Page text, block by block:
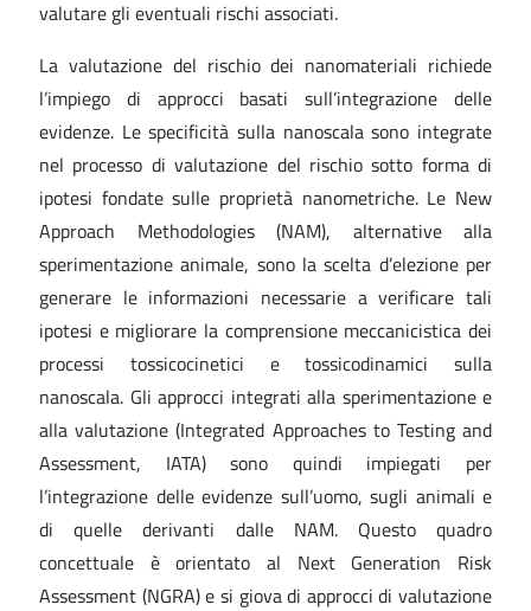
valutare gli eventuali rischi associati.
La valutazione del rischio dei nanomateriali richiede
l’impiego di approcci basati sull’integrazione delle
evidenze. Le specificità sulla nanoscala sono integrate
nel processo di valutazione del rischio sotto forma di
ipotesi fondate sulle proprietà nanometriche. Le New
Approach Methodologies (NAM), alternative alla
sperimentazione animale, sono la scelta d’elezione per
generare le informazioni necessarie a verificare tali
ipotesi e migliorare la comprensione meccanicistica dei
processi tossicocinetici e tossicodinamici sulla
nanoscala. Gli approcci integrati alla sperimentazione e
alla valutazione (Integrated Approaches to Testing and
Assessment, IATA) sono quindi impiegati per
l’integrazione delle evidenze sull’uomo, sugli animali e
di quelle derivanti dalle NAM. Questo quadro
concettuale è orientato al Next Generation Risk
Assessment (NGRA) e si giova di approcci di valutazione